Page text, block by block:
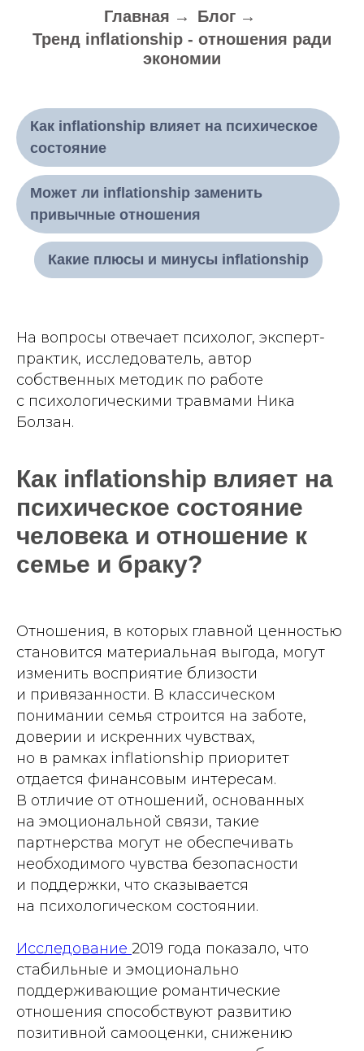
Главная → Блог →
Тренд inflationship - отношения ради
экономии
Как inflationship влияет на психическое
состояние
Может ли inflationship заменить
привычные отношения
Какие плюсы и минусы inflationship
На вопросы отвечает психолог, эксперт-
практик, исследователь, автор
собственных методик по работе
с психологическими травмами Ника
Болзан.
Как inflationship влияет на
психическое состояние
человека и отношение к
семье и браку?
Отношения, в которых главной ценностью
становится материальная выгода, могут
изменить восприятие близости
и привязанности. В классическом
понимании семья строится на заботе,
доверии и искренних чувствах,
но в рамках inflationship приоритет
отдается финансовым интересам.
В отличие от отношений, основанных
на эмоциональной связи, такие
партнерства могут не обеспечивать
необходимого чувства безопасности
и поддержки, что сказывается
на психологическом состоянии.
Исследование 2019 года показало, что
стабильные и эмоционально
поддерживающие романтические
отношения способствуют развитию
позитивной самооценки, снижению